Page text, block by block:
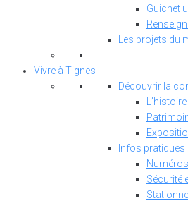
Guichet
Les projets du
Vivre à Tignes
Découvrir la
Infos pratiques
Sécurité